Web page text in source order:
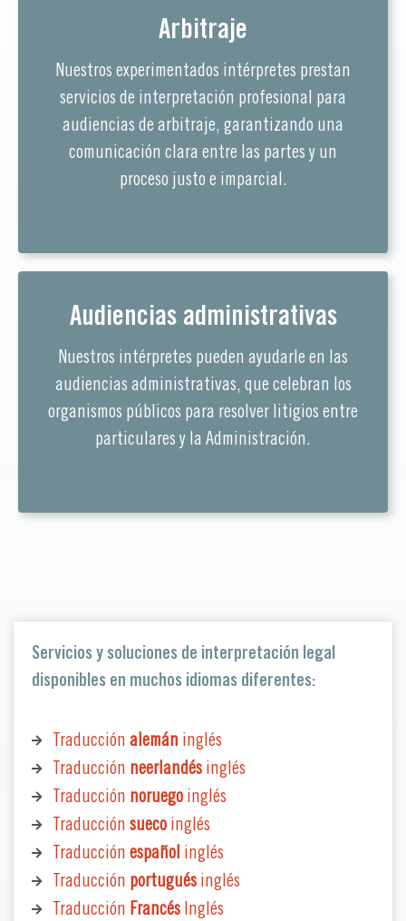
Arbitraje
Nuestros experimentados intérpretes prestan
servicios de interpretación profesional para
audiencias de arbitraje, garantizando una
comunicación clara entre las partes y un
proceso justo e imparcial.
Audiencias administrativas
Nuestros intérpretes pueden ayudarle en las
audiencias administrativas, que celebran los
organismos públicos para resolver litigios entre
particulares y la Administración.
Servicios y soluciones de interpretación legal
disponibles en muchos idiomas diferentes:
Traducción alemán inglés
Traducción neerlandésinglés
Traducción noruegoinglés
Traducción suecoinglés
Traducción español inglés
Traducción portuguésinglés
Traducción FrancésInglés